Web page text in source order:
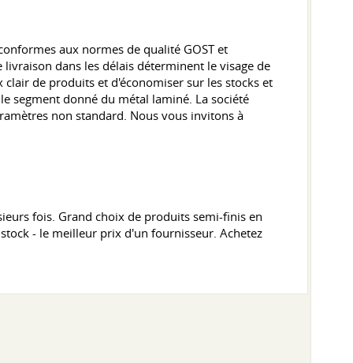
aux normes de qualité GOST et
dans les délais déterminent le visage de
de produits et d'économiser sur les stocks et
segment donné du métal laminé. La société
non standard. Nous vous invitons à
fois. Grand choix de produits semi-finis en
- le meilleur prix d'un fournisseur. Achetez